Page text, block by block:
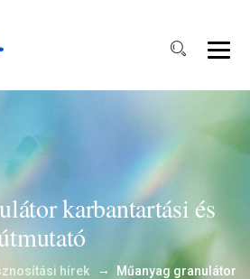
karbantartási és
hírek →
Műanyag granulátor